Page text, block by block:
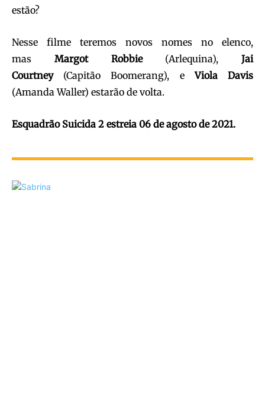
estão?
Nesse filme teremos novos nomes no elenco,
mas Margot Robbie(Arlequina), Jai
Courtney(Capitão Boomerang), eViola Davis
(Amanda Waller) estarão de volta.
Esquadrão Suicida 2 estreia 06 de agosto de 2021.